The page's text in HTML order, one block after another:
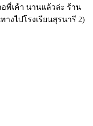
พี่เค้า นานแล้วล่ะ ร้าน
างไปโรงเรียนสุรนารี 2)